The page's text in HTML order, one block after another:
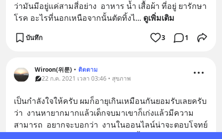
ว่ามันมีอยู่แค่สามสี่อย่าง  อาหาร น้ำ เสื้อผ้า ที่อยู่ ยารักษา
โรค อะไรที่นอกเหนือจากนั้นตัดทิ้งไ... ดูเพิ่มเติม
บันทึก 3 1
Wiroon(위룬) • ติดตาม
22 ก.ค. 2021 เวลา 03:46 • สุขภาพ
เป็นกำลังใจให้ครับ ผมก็อายุเกินเหมือนกันยอมรับเลยครับ
ว่า  งานหายากมากแล้วเด็กจบมาเขาก็เก่งแล้วมีความ
สามารถ  อยากจะบอกว่า  งานในออนไลน์น่าจะตอบโจทย์